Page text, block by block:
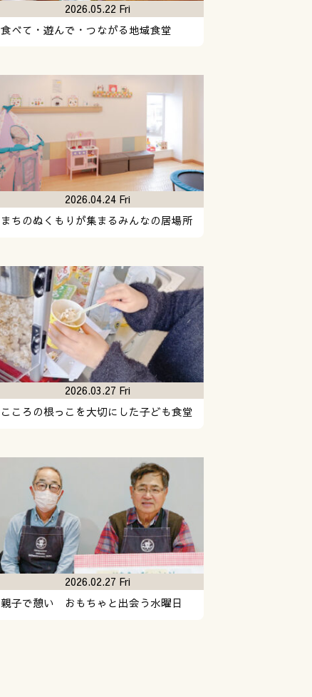
食べて・遊んで・つながる地域食堂
2026.05.22 Fri
まちのぬくもりが集まるみんなの居場所
2026.04.24 Fri
こころの根っこを大切にした子ども食堂
2026.03.27 Fri
親子で憩い おもちゃと出会う水曜日
2026.02.27 Fri